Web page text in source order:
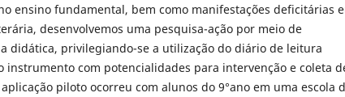
ensino fundamental, bem como manifestações deficitárias
desenvolvemos uma pesquisa-ação por meio de
didática, privilegiando-se a utilização do diário de leitura
instrumento com potencialidades para intervenção e coleta
piloto ocorreu com alunos do 9°ano em uma escola